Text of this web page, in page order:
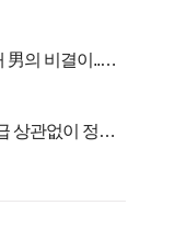
의 비결이..충
상관없이 정부